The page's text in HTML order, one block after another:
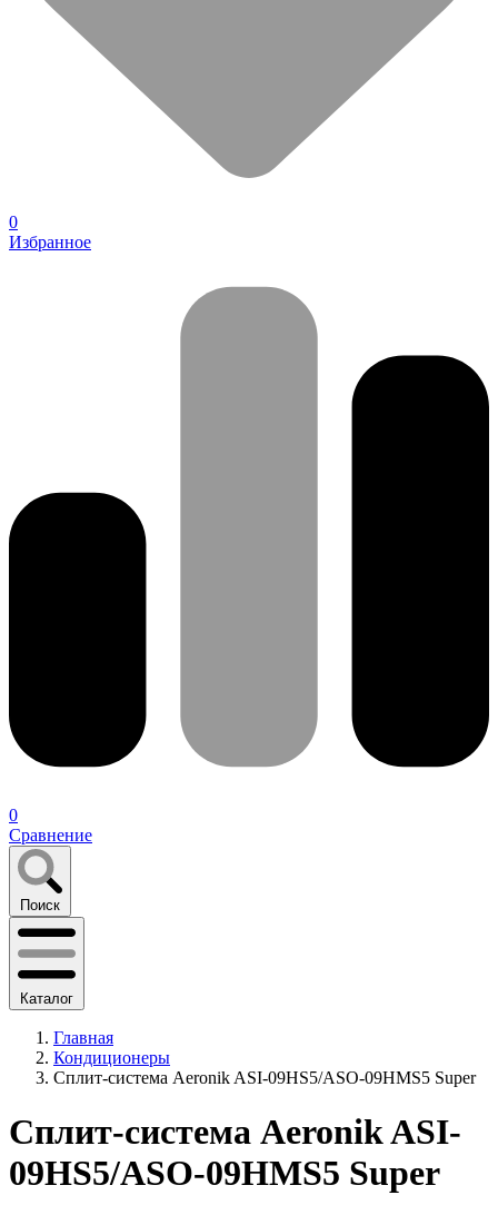
0
Избранное
0
Сравнение
Поиск
Каталог
Главная
Кондиционеры
Сплит-система Aeronik ASI-09HS5/ASO-09HMS5 Super
Сплит-система Aeronik ASI-
09HS5/ASO-09HMS5 Super